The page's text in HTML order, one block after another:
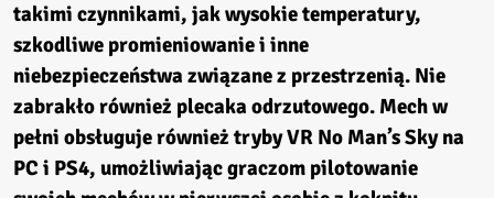
takimi czynnikami, jak wysokie temperatury,
szkodliwe promieniowanie i inne
niebezpieczeństwa związane z przestrzenią. Nie
zabrakło również plecaka odrzutowego. Mech w
pełni obsługuje również tryby VR No Man’s Skyna
PC i PS4, umożliwiając graczom pilotowanie